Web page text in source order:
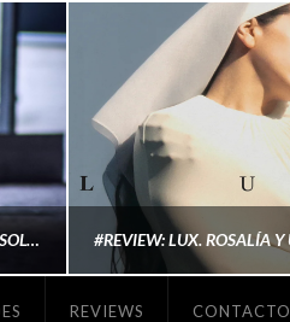
LYKI: “NO QUIERO QUE ME DEFINAN SOLO POR SER REIVINDICATIVA. QUIERO QUE ME ESCUCHEN PORQUE DISFRUTO HACIENDO MI MÚSICA”
REVIEWS CONTACTO